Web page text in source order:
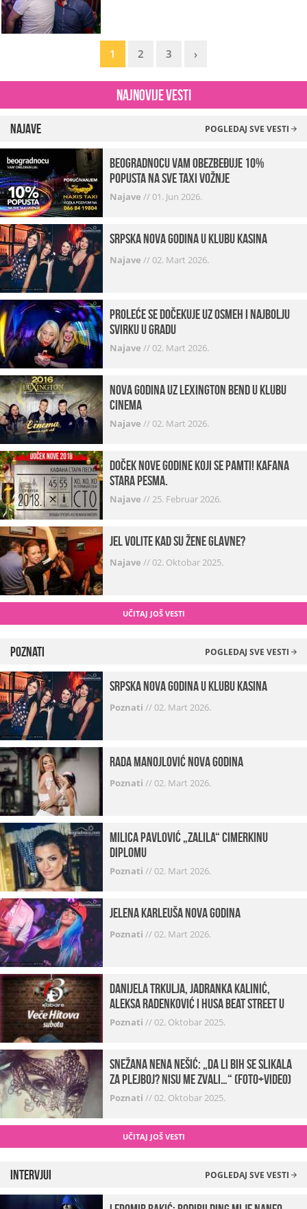
1 2 3 ›
Najnovije vesti
Najave POGLEDAJ SVE VESTI
beogradnocu vam obezbeđuje 10%
popusta na sve taxi vožnje
Najave //01. Jun 2026.
Srpska Nova godina u klubu Kasina
Najave //02. Mart 2026.
Proleće se dočekuje uz osmeh i najbolju
svirku u gradu
Najave //02. Mart 2026.
Nova godina uz Lexington bend u klubu
Cinema
Najave //02. Mart 2026.
Doček Nove godine koji se pamti! Kafana
Stara pesma.
Najave //25. Februar 2026.
Jel volite kad su žene glavne?
Najave //02. Oktobar 2025.
UČITAJ JOŠ VESTI
Poznati POGLEDAJ SVE VESTI
Srpska Nova godina u klubu Kasina
Poznati //02. Mart 2026.
Rada Manojlović Nova godina
Poznati //02. Mart 2026.
Milica Pavlović „zalila“ cimerkinu
diplomu
Poznati //02. Mart 2026.
Jelena Karleuša Nova godina
Poznati //02. Mart 2026.
Danijela Trkulja, Jadranka Kalinić,
Aleksa Radenković i Husa Beat Street u
Kabareu 13
Poznati //02. Oktobar 2025.
Snežana Nena Nešić: „Da li bih se slikala
za Plejboj? Nisu me zvali…“ (FOTO+VIDEO)
Poznati //02. Oktobar 2025.
UČITAJ JOŠ VESTI
Intervjui POGLEDAJ SVE VESTI